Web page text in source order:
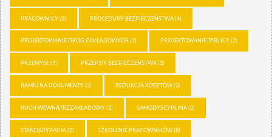
PRACOWNICY(2) PROCEDURY BEZPIECZEŃSTWA(4)
PROJEKTOWANIE DRÓG ZAKŁADOWYCH (2) PROJEKTOWANIE TABLICY(2)
PRZEMYSŁ(5) PRZEPISY BEZPIECZEŃSTWA(2)
RAMKI NA DOKUMENTY(2) REDUKCJA KOSZTÓW(3)
RUCH WEWNĄTRZZAKŁADOWY(2) SAMODYSCYPLINA(2)
STANDARYZACJA(2) SZKOLENIE PRACOWNIKÓW(8)